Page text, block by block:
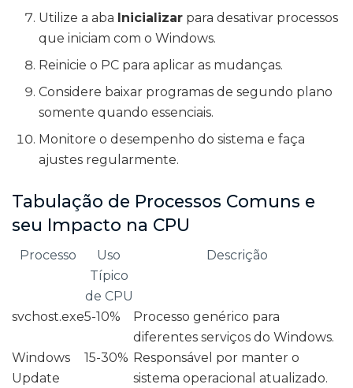
Utilize a aba Inicializar para desativar processos
que iniciam com o Windows.
Reinicie o PC para aplicar as mudanças.
Considere baixar programas de segundo plano
somente quando essenciais.
Monitore o desempenho do sistema e faça
ajustes regularmente.
Tabulação de Processos Comuns e
seu Impacto na CPU
Processo
Uso
Típico
de CPU
Descrição
svchost.exe5-10%
Processo genérico para
diferentes serviços do Windows.
Windows
Update
15-30% Responsável por manter o
sistema operacional atualizado.